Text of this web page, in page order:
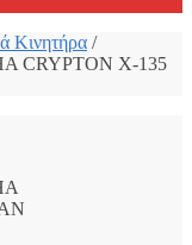
Κινητήρα /
X-135